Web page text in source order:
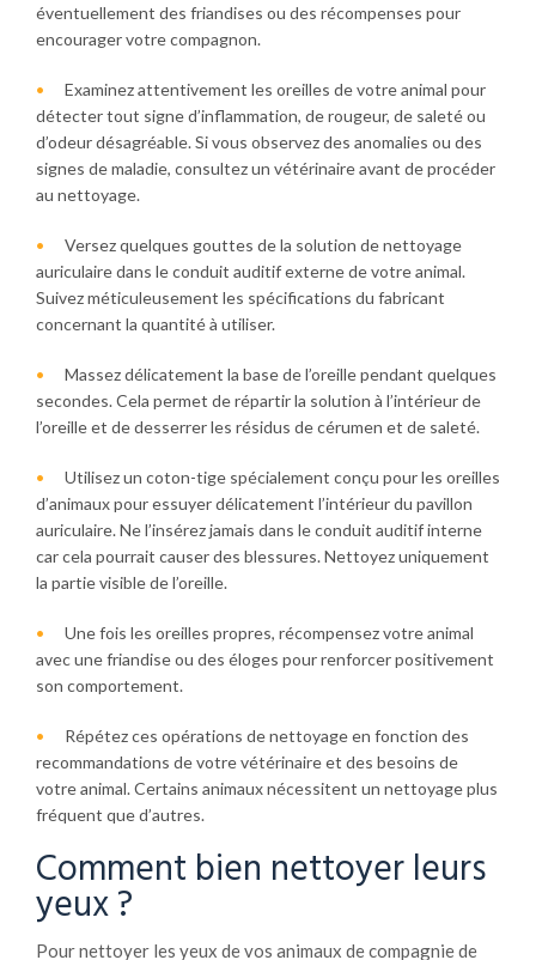
éventuellement des friandises ou des récompenses pour
encourager votre compagnon.
Examinez attentivement les oreilles de votre animal pour
détecter tout signe d’inflammation, de rougeur, de saleté ou
d’odeur désagréable. Si vous observez des anomalies ou des
signes de maladie, consultez un vétérinaire avant de procéder
au nettoyage.
Versez quelques gouttes de la solution de nettoyage
auriculaire dans le conduit auditif externe de votre animal.
Suivez méticuleusement les spécifications du fabricant
concernant la quantité à utiliser.
Massez délicatement la base de l’oreille pendant quelques
secondes. Cela permet de répartir la solution à l’intérieur de
l’oreille et de desserrer les résidus de cérumen et de saleté.
Utilisez un coton-tige spécialement conçu pour les oreilles
d’animaux pour essuyer délicatement l’intérieur du pavillon
auriculaire. Ne l’insérez jamais dans le conduit auditif interne
car cela pourrait causer des blessures. Nettoyez uniquement
la partie visible de l’oreille.
Une fois les oreilles propres, récompensez votre animal
avec une friandise ou des éloges pour renforcer positivement
son comportement.
Répétez ces opérations de nettoyage en fonction des
recommandations de votre vétérinaire et des besoins de
votre animal. Certains animaux nécessitent un nettoyage plus
fréquent que d’autres.
Comment bien nettoyer leurs
yeux ?
Pour nettoyer les yeux de vos animaux de compagnie de